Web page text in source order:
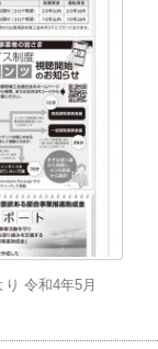
り 令和4年5月